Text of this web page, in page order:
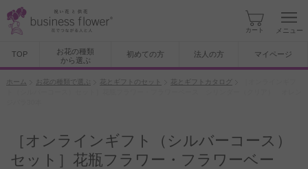
カート メニュー
TOP
お花の種類
から選ぶ
初めての方 法人の方 マイページ
ホーム お花の種類で選ぶ 花とギフトのセット 花とギフトカタログ
［オンラインギフト（シルバーコース）
セット］花瓶フラワー・フラワーベー